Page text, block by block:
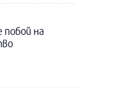
побой на